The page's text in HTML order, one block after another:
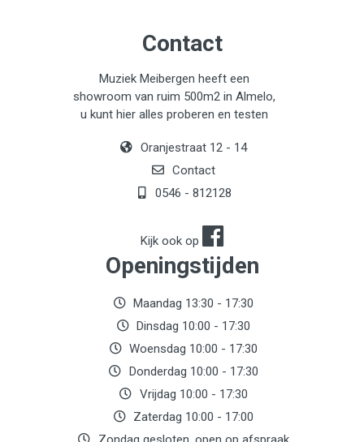
Contact
Muziek Meibergen heeft een
showroom van ruim 500m2 in Almelo,
u kunt hier alles proberen en testen
Oranjestraat 12 - 14
Contact
0546 - 812128
Kijk ook op
Openingstijden
Maandag 13:30 - 17:30
Dinsdag 10:00 - 17:30
Woensdag 10:00 - 17:30
Donderdag 10:00 - 17:30
Vrijdag 10:00 - 17:30
Zaterdag 10:00 - 17:00